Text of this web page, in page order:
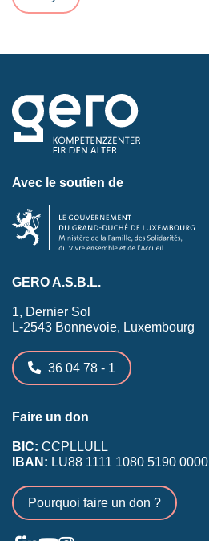
Avec le soutien de
GERO A.S.B.L.
1, Dernier Sol
L-2543 Bonnevoie, Luxembourg
36 04 78 - 1
Faire un don
BIC: CCPLLULL
IBAN: LU88 1111 1080 5190 0000
Pourquoi faire un don ?